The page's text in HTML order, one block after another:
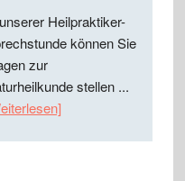
Heilpraktiker-
können Sie
zur
stellen ...